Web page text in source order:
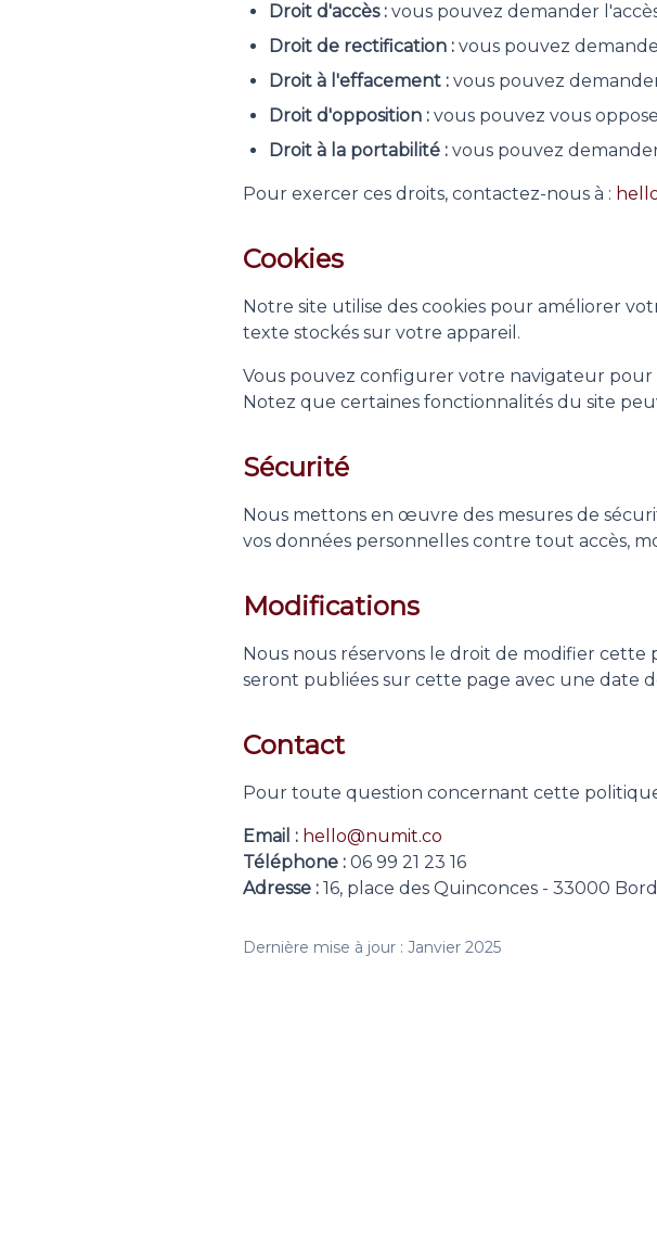
Droit d'accès : vous pouvez demander
Droit de rectification : vous pouvez
Droit à l'effacement : vous pouvez
Droit d'opposition : vous pouvez vous
Droit à la portabilité : vous pouvez
Pour exercer ces droits, contactez-nous à :
Cookies
Notre site utilise des cookies pour améliorer
texte stockés sur votre appareil.
Vous pouvez configurer votre navigateur pour
Notez que certaines fonctionnalités du site
Sécurité
Nous mettons en œuvre des mesures de
vos données personnelles contre tout accès,
Modifications
Nous nous réservons le droit de modifier
seront publiées sur cette page avec une date
Contact
Pour toute question concernant cette
Email : hello@numit.co
Téléphone : 06 99 21 23 16
Adresse : 16, place des Quinconces - 33000
Dernière mise à jour : Janvier 2025